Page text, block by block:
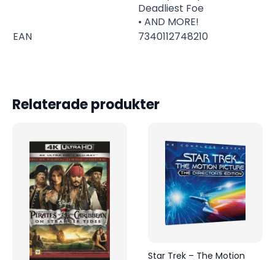
Deadliest Foe
• AND MORE!
EAN
7340112748210
Relaterade produkter
Star Trek – The Motion